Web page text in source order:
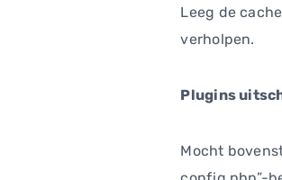
Leeg de
verholpen.
Plugins
Mocht